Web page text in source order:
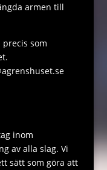
armen till
precis som
inom
av alla slag. Vi
sätt som göra att